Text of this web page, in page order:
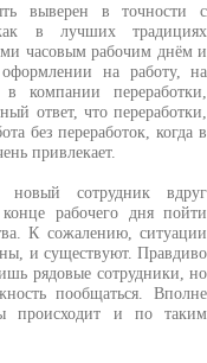
выверен в точности с
в лучших традициях
часовым рабочим днём и
на работу, на
компании переработки,
ответ, что переработки,
без переработок, когда в
привлекает.
сотрудник вдруг
рабочего дня пойти
К сожалению, ситуации
и существуют. Правдиво
рядовые сотрудники, но
пообщаться. Вполне
происходит и по таким